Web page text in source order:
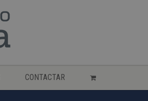
CONTACTAR